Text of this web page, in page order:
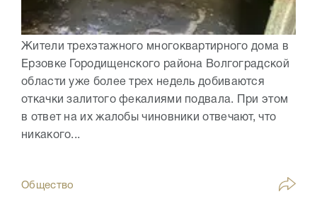
Жители трехэтажного многоквартирного дома в
Ерзовке Городищенского района Волгоградской
области уже более трех недель добиваются
откачки залитого фекалиями подвала. При этом
в ответ на их жалобы чиновники отвечают, что
никакого...
Общество